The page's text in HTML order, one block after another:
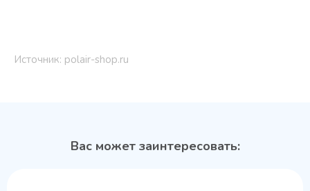
Источник: polair-shop.ru
Вас может заинтересовать: